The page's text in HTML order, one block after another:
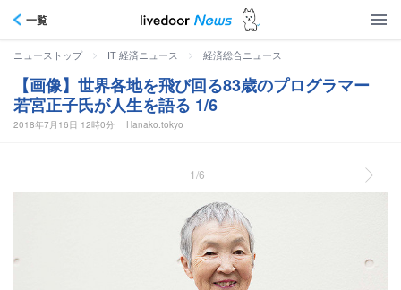
一覧
ニューストップ > IT 経済ニュース > 経済総合ニュース
【画像】世界各地を飛び回る83歳のプログラマー
若宮正子氏が人生を語る 1/6
2018年7月16日 12時0分 Hanako.tokyo
1/6